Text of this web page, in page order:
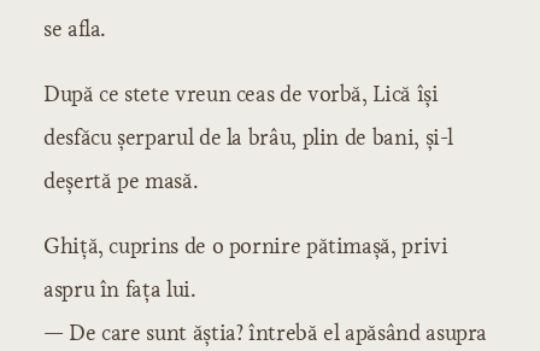
se afla.
După ce stete vreun ceas de vorbă, Lică își
desfăcu șerparul de la brâu, plin de bani, și-l
deșertă pe masă.
Ghiță, cuprins de o pornire pătimașă, privi
aspru în fața lui.
— De care sunt ăștia? întrebă el apăsând asupra